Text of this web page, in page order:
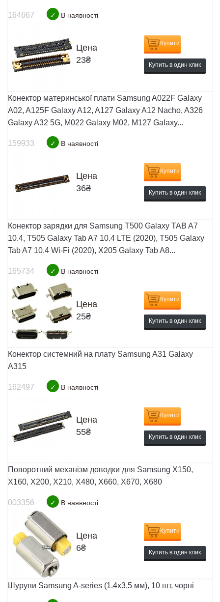
164667 ✓ В наявності
Цена
23₴
Купити
Купить в один клик
Конектор материнської плати Samsung A022F Galaxy
A02, A125F Galaxy A12, A127 Galaxy A12 Nacho, A326
Galaxy A32 5G, M022 Galaxy M02, M127 Galaxy...
159933 ✓ В наявності
Цена
36₴
Купити
Купить в один клик
Конектор зарядки для Samsung T500 Galaxy TAB A7
10.4, T505 Galaxy Tab A7 10.4 LTE (2020), T505 Galaxy
Tab A7 10.4 Wi-Fi (2020), X205 Galaxy Tab A8...
165734 ✓ В наявності
Цена
25₴
Купити
Купить в один клик
Конектор системний на плату Samsung A31 Galaxy
A315
162497 ✓ В наявності
Цена
55₴
Купити
Купить в один клик
Поворотний механізм доводки для Samsung X150,
X160, X200, X210, X480, X660, X670, X680
003356 ✓ В наявності
Цена
6₴
Купити
Купить в один клик
Шурупи Samsung A-series (1.4x3,5 мм), 10 шт, чорні